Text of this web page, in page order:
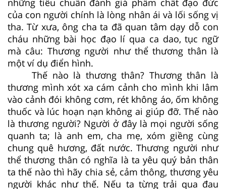
của con người chính là lòng nhân ái và lối sống vị
tha. Từ xưa, ông cha ta đã quan tâm dạy dỗ con
cháu những bài học đạo lí qua ca dao, tục ngữ
mà câu: Thương người như thể thương thân là
một ví dụ điển hình.
Thế nào là thương thân? Thương thân là
thương mình xót xa cám cảnh cho mình khi lâm
vào cảnh đói không cơm, rét không áo, ốm không
thuốc và lúc hoạn nạn không ai giúp đỡ. Thế nào
là thương người? Người ở đây là mọi người sống
quanh ta; là anh em, cha mẹ, xóm giềng cùng
chung quê hương, đất nước. Thương người như
thể thương thân có nghĩa là ta yêu quý bản thân
ta thế nào thì hãy chia sẻ, cảm thông, thương yêu
người khác như thế. Nếu ta từng trải qua đau